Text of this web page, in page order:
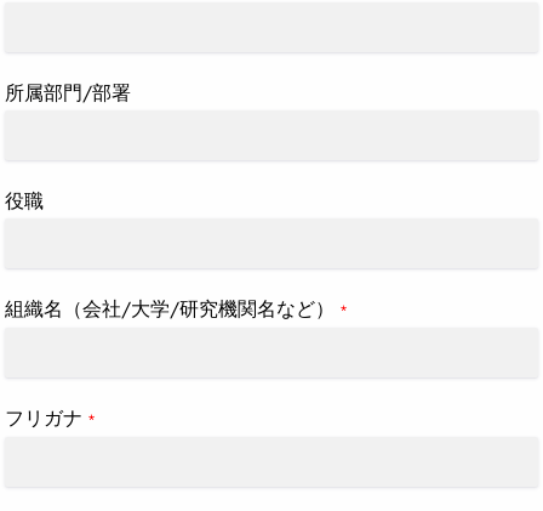
所属部門/部署
役職
組織名（会社/大学/研究機関名など） *
フリガナ *